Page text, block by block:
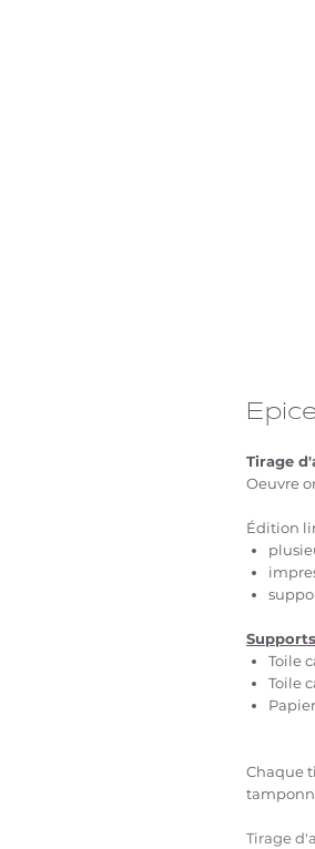
Tirage
Oeuvre
Édition
Toile
Toile
Chaque
Tirage